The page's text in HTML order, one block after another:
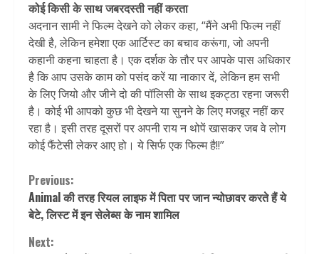
कोई किसी के साथ जबरदस्ती नहीं करता
अदनान सामी ने फिल्म देखने को लेकर कहा, “मैंने अभी फिल्म नहीं
देखी है, लेकिन हमेशा एक आर्टिस्ट का बचाव करूंगा, जो अपनी
कहानी कहना चाहता है। एक दर्शक के तौर पर आपके पास अधिकार
है कि आप उसके काम को पसंद करें या नाकार दें, लेकिन हम सभी
के लिए जियो और जीने दो की पॉलिसी के साथ इकट्ठा रहना जरूरी
है। कोई भी आपको कुछ भी देखने या सुनने के लिए मजबूर नहीं कर
रहा है। इसी तरह दूसरों पर अपनी राय न थोपें खासकर जब वे लोग
कोई फैंटेसी लेकर आए हो। ये सिर्फ एक फिल्म है!!”
Continue
Reading
Previous:
Animal की तरह रियल लाइफ में पिता पर जान न्योछावर करते हैं ये
बेटे, लिस्ट में इन सेलेब्स के नाम शामिल
Next: